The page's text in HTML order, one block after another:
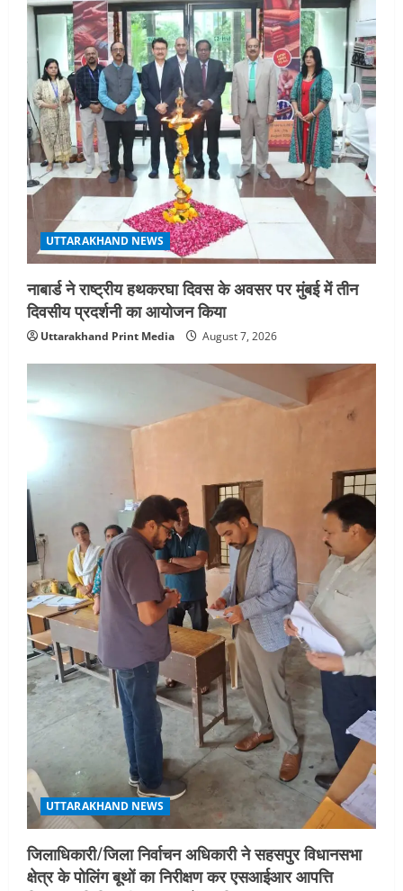
UTTARAKHAND NEWS
नाबार्ड ने राष्ट्रीय हथकरघा दिवस के अवसर पर मुंबई में तीन
दिवसीय प्रदर्शनी का आयोजन किया
Uttarakhand Print Media August 7, 2026
UTTARAKHAND NEWS
जिलाधिकारी/जिला निर्वाचन अधिकारी ने सहसपुर विधानसभा
क्षेत्र के पोलिंग बूथों का निरीक्षण कर एसआईआर आपत्ति